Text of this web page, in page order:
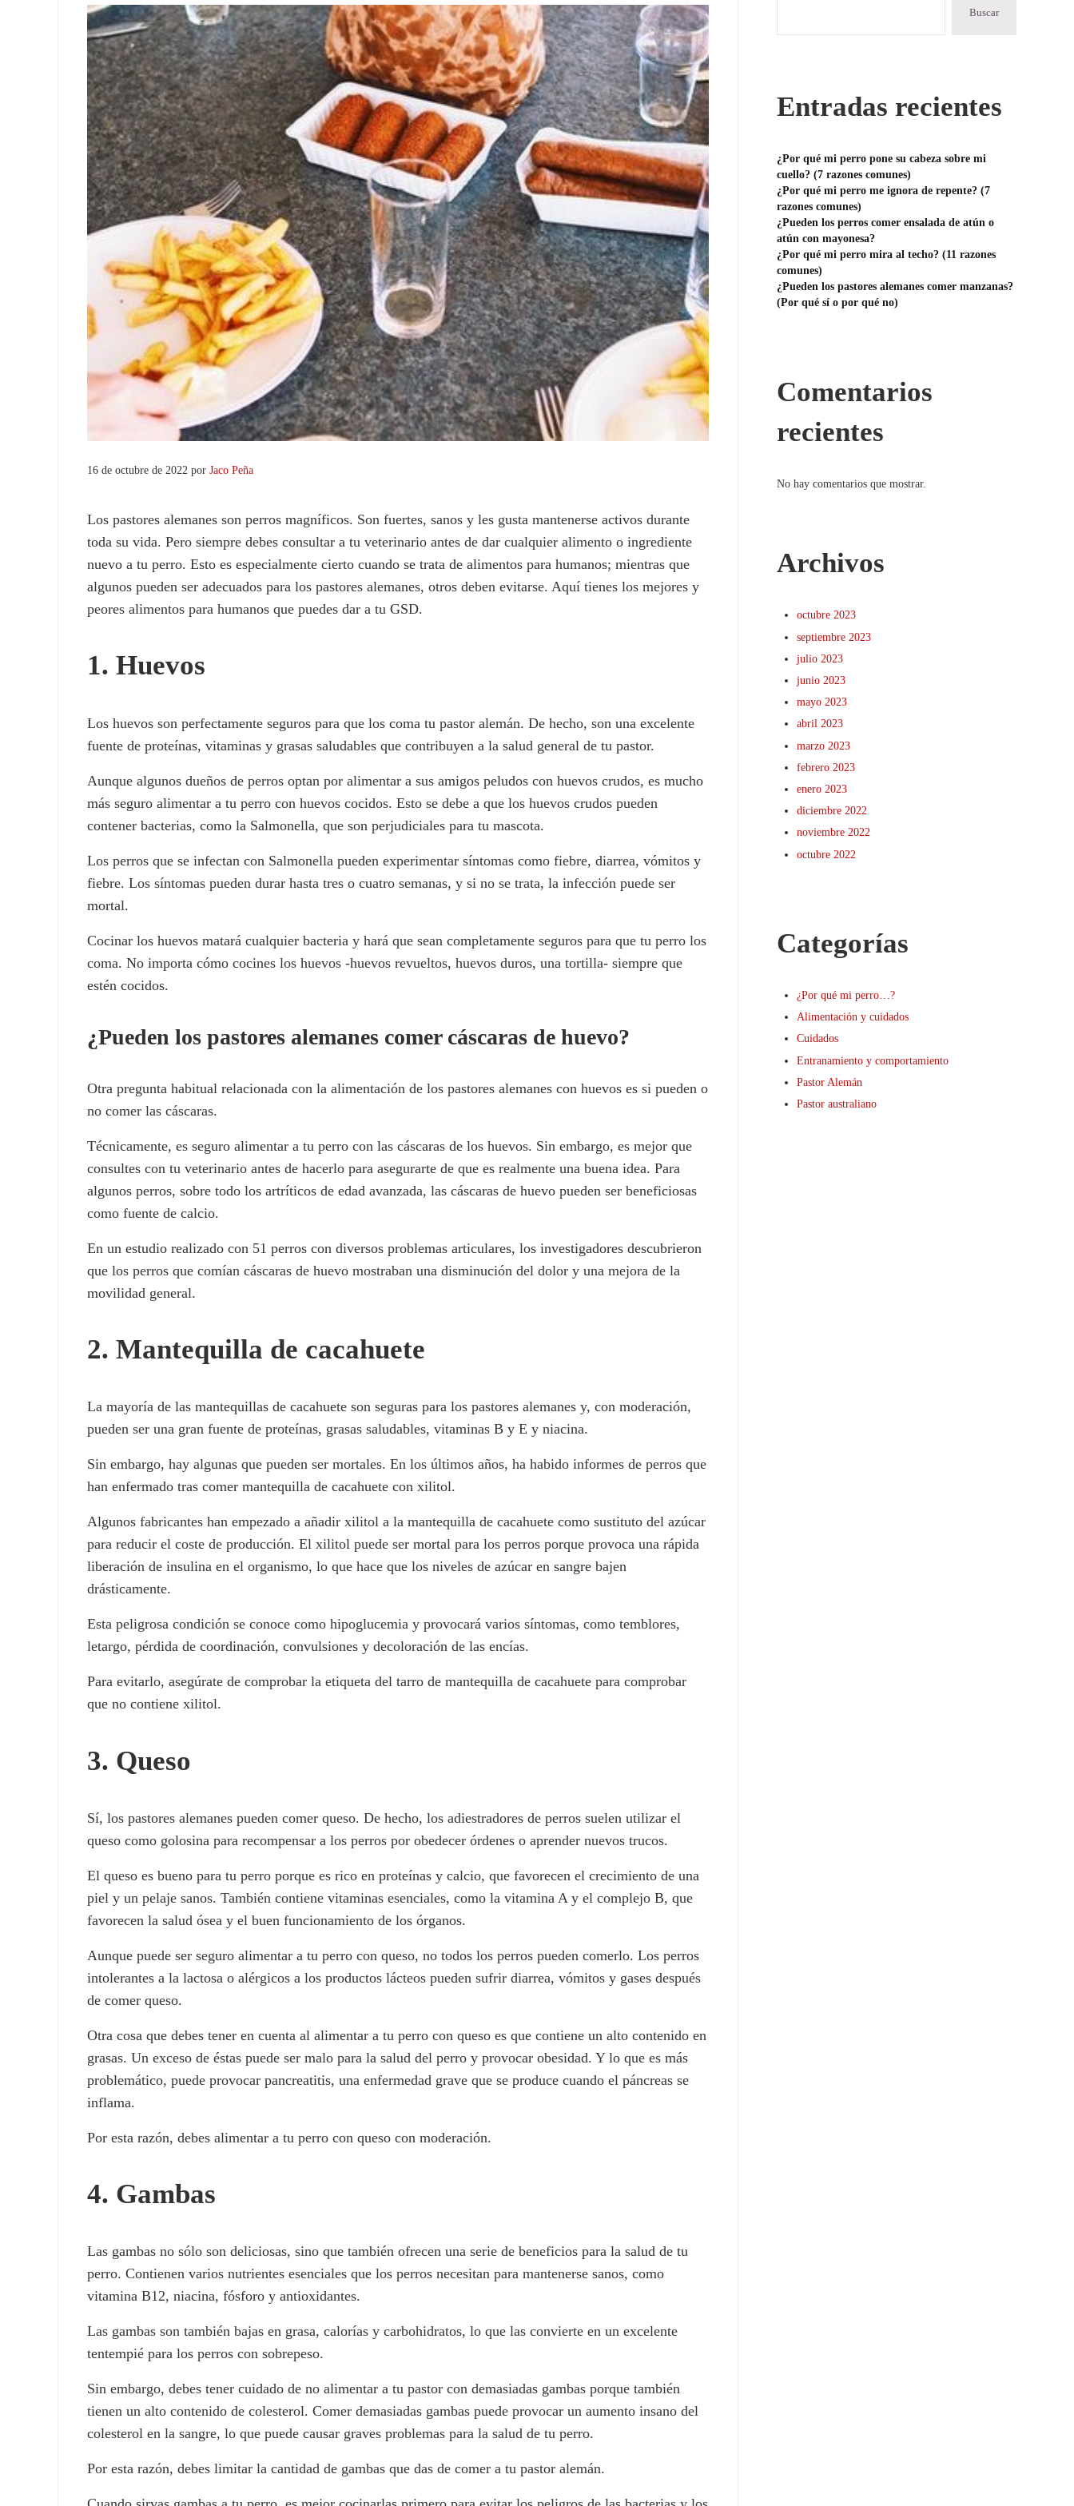
16 de octubre de 2022 porJaco Peña
Los pastores alemanes son perros magníficos. Son fuertes, sanos y les gusta mantenerse activos durante
toda su vida. Pero siempre debes consultar a tu veterinario antes de dar cualquier alimento o ingrediente
nuevo a tu perro. Esto es especialmente cierto cuando se trata de alimentos para humanos; mientras que
algunos pueden ser adecuados para los pastores alemanes, otros deben evitarse. Aquí tienes los mejores y
peores alimentos para humanos que puedes dar a tu GSD.
1. Huevos
Los huevos son perfectamente seguros para que los coma tu pastor alemán. De hecho, son una excelente
fuente de proteínas, vitaminas y grasas saludables que contribuyen a la salud general de tu pastor.
Aunque algunos dueños de perros optan por alimentar a sus amigos peludos con huevos crudos, es mucho
más seguro alimentar a tu perro con huevos cocidos. Esto se debe a que los huevos crudos pueden
contener bacterias, como la Salmonella, que son perjudiciales para tu mascota.
Los perros que se infectan con Salmonella pueden experimentar síntomas como fiebre, diarrea, vómitos y
fiebre. Los síntomas pueden durar hasta tres o cuatro semanas, y si no se trata, la infección puede ser
mortal.
Cocinar los huevos matará cualquier bacteria y hará que sean completamente seguros para que tu perro los
coma. No importa cómo cocines los huevos -huevos revueltos, huevos duros, una tortilla- siempre que
estén cocidos.
¿Pueden los pastores alemanes comer cáscaras de huevo?
Otra pregunta habitual relacionada con la alimentación de los pastores alemanes con huevos es si pueden o
no comer las cáscaras.
Técnicamente, es seguro alimentar a tu perro con las cáscaras de los huevos. Sin embargo, es mejor que
consultes con tu veterinario antes de hacerlo para asegurarte de que es realmente una buena idea. Para
algunos perros, sobre todo los artríticos de edad avanzada, las cáscaras de huevo pueden ser beneficiosas
como fuente de calcio.
En un estudio realizado con 51 perros con diversos problemas articulares, los investigadores descubrieron
que los perros que comían cáscaras de huevo mostraban una disminución del dolor y una mejora de la
movilidad general.
2. Mantequilla de cacahuete
La mayoría de las mantequillas de cacahuete son seguras para los pastores alemanes y, con moderación,
pueden ser una gran fuente de proteínas, grasas saludables, vitaminas B y E y niacina.
Sin embargo, hay algunas que pueden ser mortales. En los últimos años, ha habido informes de perros que
han enfermado tras comer mantequilla de cacahuete con xilitol.
Algunos fabricantes han empezado a añadir xilitol a la mantequilla de cacahuete como sustituto del azúcar
para reducir el coste de producción. El xilitol puede ser mortal para los perros porque provoca una rápida
liberación de insulina en el organismo, lo que hace que los niveles de azúcar en sangre bajen
drásticamente.
Esta peligrosa condición se conoce como hipoglucemia y provocará varios síntomas, como temblores,
letargo, pérdida de coordinación, convulsiones y decoloración de las encías.
Para evitarlo, asegúrate de comprobar la etiqueta del tarro de mantequilla de cacahuete para comprobar
que no contiene xilitol.
3. Queso
Sí, los pastores alemanes pueden comer queso. De hecho, los adiestradores de perros suelen utilizar el
queso como golosina para recompensar a los perros por obedecer órdenes o aprender nuevos trucos.
El queso es bueno para tu perro porque es rico en proteínas y calcio, que favorecen el crecimiento de una
piel y un pelaje sanos. También contiene vitaminas esenciales, como la vitamina A y el complejo B, que
favorecen la salud ósea y el buen funcionamiento de los órganos.
Aunque puede ser seguro alimentar a tu perro con queso, no todos los perros pueden comerlo. Los perros
intolerantes a la lactosa o alérgicos a los productos lácteos pueden sufrir diarrea, vómitos y gases después
de comer queso.
Otra cosa que debes tener en cuenta al alimentar a tu perro con queso es que contiene un alto contenido en
grasas. Un exceso de éstas puede ser malo para la salud del perro y provocar obesidad. Y lo que es más
problemático, puede provocar pancreatitis, una enfermedad grave que se produce cuando el páncreas se
inflama.
Por esta razón, debes alimentar a tu perro con queso con moderación.
4. Gambas
Las gambas no sólo son deliciosas, sino que también ofrecen una serie de beneficios para la salud de tu
perro. Contienen varios nutrientes esenciales que los perros necesitan para mantenerse sanos, como
vitamina B12, niacina, fósforo y antioxidantes.
Las gambas son también bajas en grasa, calorías y carbohidratos, lo que las convierte en un excelente
tentempié para los perros con sobrepeso.
Sin embargo, debes tener cuidado de no alimentar a tu pastor con demasiadas gambas porque también
tienen un alto contenido de colesterol. Comer demasiadas gambas puede provocar un aumento insano del
colesterol en la sangre, lo que puede causar graves problemas para la salud de tu perro.
Por esta razón, debes limitar la cantidad de gambas que das de comer a tu pastor alemán.
Buscar
Entradas recientes
¿Por qué mi perro pone su cabeza sobre mi
cuello? (7 razones comunes)
¿Por qué mi perro me ignora de repente? (7
razones comunes)
¿Pueden los perros comer ensalada de atún o
atún con mayonesa?
¿Por qué mi perro mira al techo? (11 razones
comunes)
¿Pueden los pastores alemanes comer manzanas?
(Por qué sí o por qué no)
Comentarios
recientes
No hay comentarios que mostrar.
Archivos
octubre 2023
septiembre 2023
julio 2023
junio 2023
mayo 2023
abril 2023
marzo 2023
febrero 2023
enero 2023
diciembre 2022
noviembre 2022
octubre 2022
Categorías
¿Por qué mi perro…?
Alimentación y cuidados
Cuidados
Entranamiento y comportamiento
Pastor Alemán
Pastor australiano